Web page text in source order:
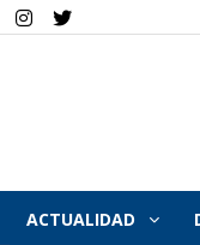
ACTUALIDAD